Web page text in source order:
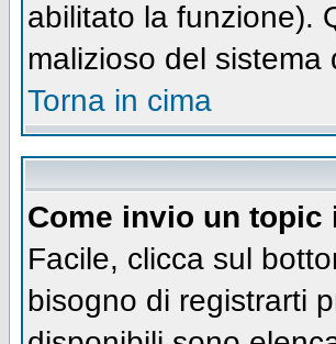
abilitato la funzione).
malizioso del
Torna in cima
Come invio un topic
Facile, clicca sul
bisogno di registrarti